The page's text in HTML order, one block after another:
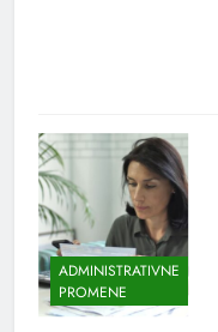
ADMINISTRATIVNE
PROMENE